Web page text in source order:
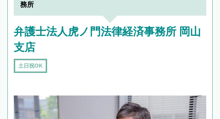
務所
弁護士法人虎ノ門法律経済事務所 岡山
支店
土日祝OK